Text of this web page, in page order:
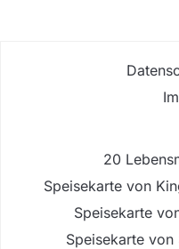
20
Speisekarte von
Speisekarte
Speisekarte von